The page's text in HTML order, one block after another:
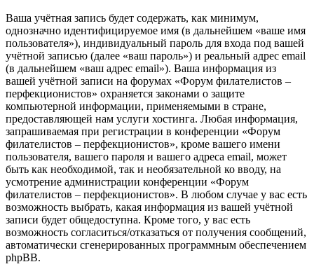
Ваша учётная запись будет содержать, как минимум,
однозначно идентифицируемое имя (в дальнейшем «ваше имя
пользователя»), индивидуальный пароль для входа под вашей
учётной записью (далее «ваш пароль») и реальный адрес email
(в дальнейшем «ваш адрес email»). Ваша информация из
вашей учётной записи на форумах «Форум филателистов –
перфекционистов» охраняется законами о защите
компьютерной информации, применяемыми в стране,
предоставляющей нам услуги хостинга. Любая информация,
запрашиваемая при регистрации в конференции «Форум
филателистов – перфекционистов», кроме вашего имени
пользователя, вашего пароля и вашего адреса email, может
быть как необходимой, так и необязательной ко вводу, на
усмотрение администрации конференции «Форум
филателистов – перфекционистов». В любом случае у вас есть
возможность выбрать, какая информация из вашей учётной
записи будет общедоступна. Кроме того, у вас есть
возможность согласиться/отказаться от получения сообщений,
автоматически сгенерированных программным обеспечением
phpBB.